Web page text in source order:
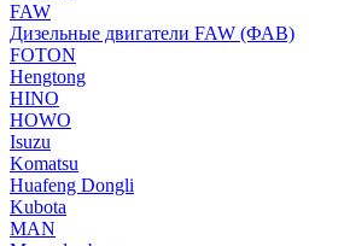
FAW
Дизельные двигатели FAW (ФАВ)
FOTON
Hengtong
HINO
HOWO
Isuzu
Komatsu
Huafeng Dongli
Kubota
MAN